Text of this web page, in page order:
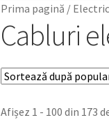
Prima pagină /
Cabluri
Afișez 1 - 100 din 173